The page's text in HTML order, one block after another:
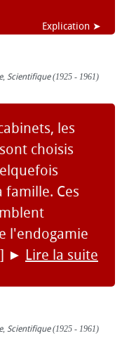
Explication ➤
, Scientifique(1925 - 1961)
les
choisis
Ces
l'endogamie
► Lire la suite
, Scientifique(1925 - 1961)